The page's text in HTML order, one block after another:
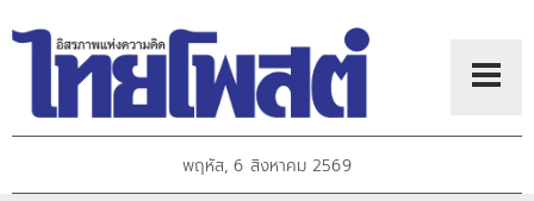
พฤหัส, 6 สิงหาคม 2569